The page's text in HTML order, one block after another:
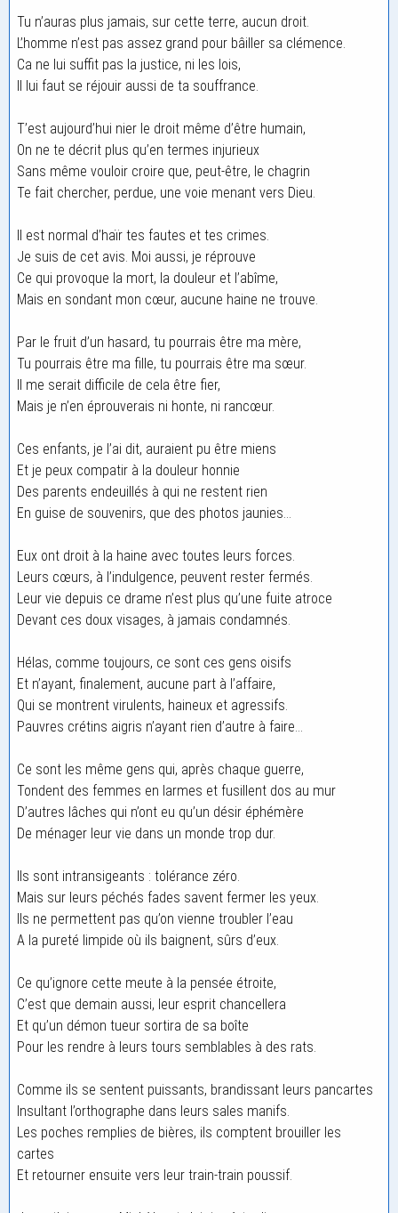
Tu n’auras plus jamais, sur cette terre, aucun droit.
L’homme n’est pas assez grand pour bâiller sa clémence.
Ca ne lui suffit pas la justice, ni les lois,
Il lui faut se réjouir aussi de ta souffrance.
T’est aujourd’hui nier le droit même d’être humain,
On ne te décrit plus qu’en termes injurieux
Sans même vouloir croire que, peut-être, le chagrin
Te fait chercher, perdue, une voie menant vers Dieu.
Il est normal d’haïr tes fautes et tes crimes.
Je suis de cet avis. Moi aussi, je réprouve
Ce qui provoque la mort, la douleur et l’abîme,
Mais en sondant mon cœur, aucune haine ne trouve.
Par le fruit d’un hasard, tu pourrais être ma mère,
Tu pourrais être ma fille, tu pourrais être ma sœur.
Il me serait difficile de cela être fier,
Mais je n’en éprouverais ni honte, ni rancœur.
Ces enfants, je l’ai dit, auraient pu être miens
Et je peux compatir à la douleur honnie
Des parents endeuillés à qui ne restent rien
En guise de souvenirs, que des photos jaunies…
Eux ont droit à la haine avec toutes leurs forces.
Leurs cœurs, à l’indulgence, peuvent rester fermés.
Leur vie depuis ce drame n’est plus qu’une fuite atroce
Devant ces doux visages, à jamais condamnés.
Hélas, comme toujours, ce sont ces gens oisifs
Et n’ayant, finalement, aucune part à l’affaire,
Qui se montrent virulents, haineux et agressifs.
Pauvres crétins aigris n’ayant rien d’autre à faire…
Ce sont les même gens qui, après chaque guerre,
Tondent des femmes en larmes et fusillent dos au mur
D’autres lâches qui n’ont eu qu’un désir éphémère
De ménager leur vie dans un monde trop dur.
Ils sont intransigeants : tolérance zéro.
Mais sur leurs péchés fades savent fermer les yeux.
Ils ne permettent pas qu’on vienne troubler l’eau
A la pureté limpide où ils baignent, sûrs d’eux.
Ce qu’ignore cette meute à la pensée étroite,
C’est que demain aussi, leur esprit chancellera
Et qu’un démon tueur sortira de sa boîte
Pour les rendre à leurs tours semblables à des rats.
Comme ils se sentent puissants, brandissant leurs pancartes
Insultant l’orthographe dans leurs sales manifs.
Les poches remplies de bières, ils comptent brouiller les
cartes
Et retourner ensuite vers leur train-train poussif.